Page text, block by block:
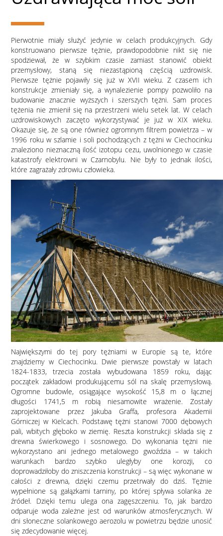
Pierwotnie miały służyć jedynie w celach produkcyjnych. Gdy
konstruowano pierwsze tężnie, prawdopodobnie nikt się nie
spodziewał, że w szybkim czasie zamiast stanowić obiekt
przemysłowy, staną się niezastąpioną częścią uzdrowisk.
Pierwsze tężnie pojawiły się już w XVII wieku. Z czasem ich
konstrukcje zmieniały się, a wynalezienie pompy pozwoliło na
budowanie znacznie wyższych i szerszych tężni. Sam proces
tężenia nie zmienił się na przestrzeni wielu setek lat. W celach
uzdrowiskowych zaczęto wykorzystywać je już w XIX wieku.
Okazuje się, że są one również ogromnym filtrem powietrza – w
1996 roku w szlamie i soli pochodzących z tężni w Ciechocinku
znaleziono nieznaczną ilość izotopu cezu, uwolnionego w czasie
katastrofy elektrowni w Czarnobylu. Nie były to jednak ilości,
które zagrażały zdrowiu człowieka.
Największymi do tej pory tężniami w Europie są te, które
znajdziemy w Ciechocinku. Dwie pierwsze powstały w latach
1824-1833, trzecia została wybudowana 1859 roku, dając
początek zakładowi produkującemu sól na skalę przemysłową.
Ogromne budowle, osiągające wysokość 15,8 m o łącznej
długości 1741,5 m robią niesamowite wrażenie. Zostały
zaprojektowane przez Jakuba Graffa, profesora Akademii
Górniczej w Kielcach. Podstawę tężni stanowi 7000 dębowych
pali, wbitych głęboko w ziemię. Reszta konstrukcji składa się z
drewna świerkowego i sosnowego. Do wykonania tężni nie
wykorzystano ani jednego metalowego gwoździa – w takich
warunkach bardzo szybko uległyby one korozji, co
doprowadziłoby do zniszczenia konstrukcji – są więc wykonane w
całości z drewna, dzięki czemu przetrwały do dziś. Tężnie
wypełnione są gałązkami tarniny, po której spływa solanka ze
źródeł. Dzięki temu ulega ona zagęszczeniu. To, jak bardzo
odparuje woda zależne jest od warunków atmosferycznych. W
dni słoneczne solankowego aerozolu w powietrzu będzie unosić
się zdecydowanie więcej.